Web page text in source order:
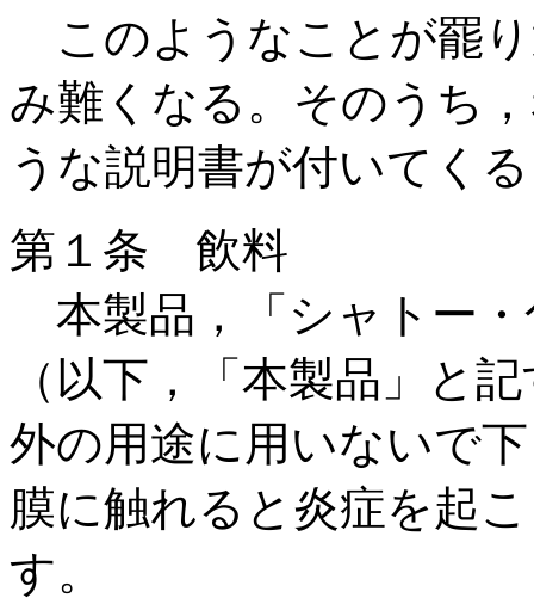
このようなことが罷
み難くなる。そのうち
うな説明書が付いてく
第１条 飲料
本製品，「シャトー・
（以下，「本製品」と
外の用途に用いないで
膜に触れると炎症を起
す。